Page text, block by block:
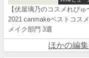
【伏屋璃乃のコスメれびゅ
2021 canmakeベストコス
メイク部門 3選
ほかの編